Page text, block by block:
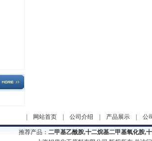
网站首页 公司介绍 产品展示 公
推荐产品： 二甲基乙酰胺,十二烷基二甲基氧化胺,